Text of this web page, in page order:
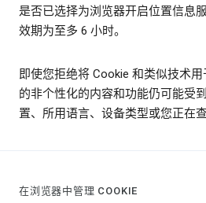
是否已选择为浏览器开启位置信息
效期为至多 6 小时。
即使您拒绝将 Cookie 和类似技术
的非个性化的内容和功能仍可能受
置、所用语言、设备类型或您正在
在浏览器中管理 COOKIE